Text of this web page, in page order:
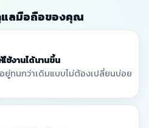
แลมือถือของคุณ
ช้งานได้นานขึ้น
ยู่ทนกว่าเดิมแบบไม่ต้องเปลี่ยนบ่อย